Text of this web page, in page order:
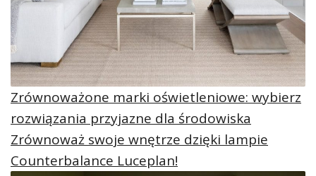
Zrównoważone marki oświetleniowe: wybierz
rozwiązania przyjazne dla środowiska
Zrównoważ swoje wnętrze dzięki lampie
Counterbalance Luceplan!